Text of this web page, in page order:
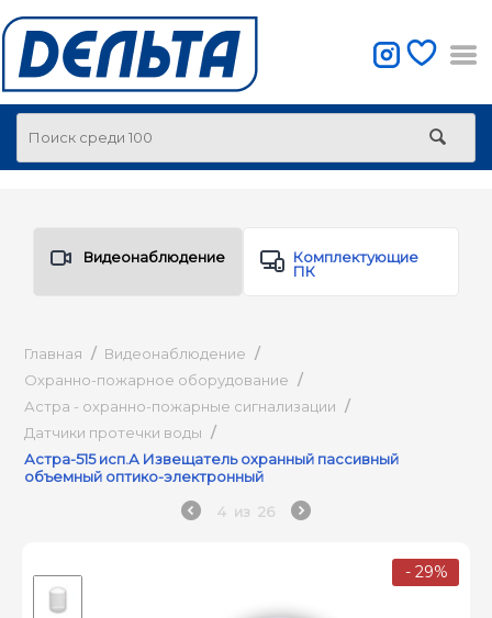
Видеонаблюдение
Комплектующие
ПК
Главная / Видеонаблюдение /
Охранно-пожарное оборудование /
Астра - охранно-пожарные сигнализации /
Датчики протечки воды /
Астра-515 исп.А Извещатель охранный пассивный
объемный оптико-электронный
4 из 26
- 29%